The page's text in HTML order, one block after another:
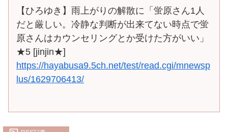
【ひろゆき】雨上がりの解散に「蛍原さん1人
だと厳しい。冷静な判断が出来てない時点で蛍
原さんはカウンセリングとか受けた方がいい」
★5 [jinjin★]
https://hayabusa9.5ch.net/test/read.cgi/mnewsp
lus/1629706413/